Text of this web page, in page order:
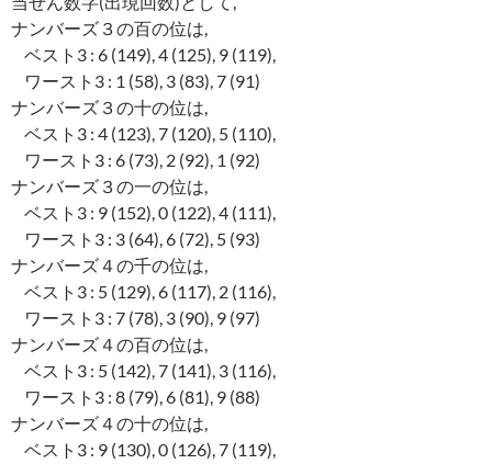
ナンバーズ３の百の位は,
ベスト3 : 6 (149), 4 (125), 9 (119),
ワースト3 : 1 (58), 3 (83), 7 (91)
ナンバーズ３の十の位は,
ベスト3 : 4 (123), 7 (120), 5 (110),
ワースト3 : 6 (73), 2 (92), 1 (92)
ナンバーズ３の一の位は,
ベスト3 : 9 (152), 0 (122), 4 (111),
ワースト3 : 3 (64), 6 (72), 5 (93)
ナンバーズ４の千の位は,
ベスト3 : 5 (129), 6 (117), 2 (116),
ワースト3 : 7 (78), 3 (90), 9 (97)
ナンバーズ４の百の位は,
ベスト3 : 5 (142), 7 (141), 3 (116),
ワースト3 : 8 (79), 6 (81), 9 (88)
ナンバーズ４の十の位は,
ベスト3 : 9 (130), 0 (126), 7 (119),